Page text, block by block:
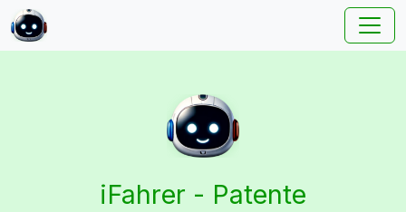
iFahrer - Patente